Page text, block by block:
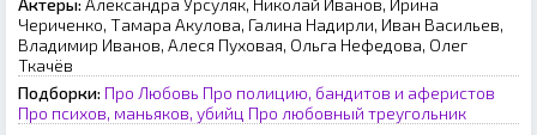
Чериченко, Тамара Акулова, Галина Надирли, Иван Васильев,
Владимир Иванов, Алеся Пуховая, Ольга Нефедова, Олег
Ткачёв
Подборки: Про Любовь Про полицию, бандитов и аферистов
Про психов, маньяков, убийц Про любовный треугольник